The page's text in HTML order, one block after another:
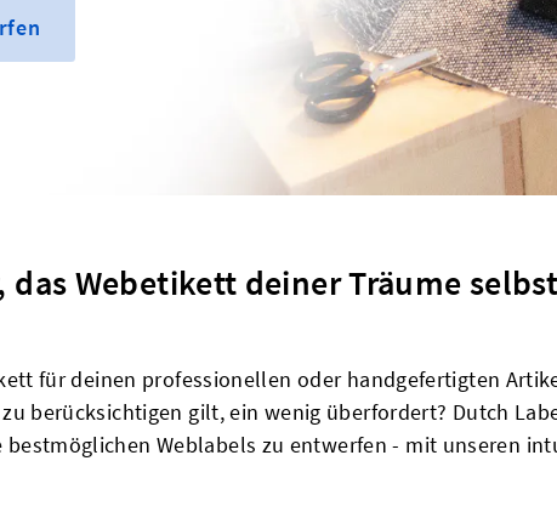
das Webetikett deiner Träume
für deinen professionellen oder handgefertigten
berücksichtigen gilt, ein wenig überfordert? Dutch
Weblabels zu entwerfen - mit unseren